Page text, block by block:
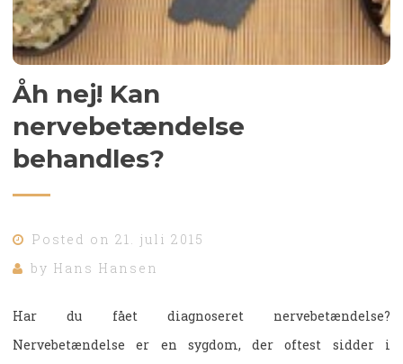
Åh nej! Kan
nervebetændelse
behandles?
Posted on 21. juli 2015
by Hans Hansen
Har du fået diagnoseret nervebetændelse?
Nervebetændelse er en sygdom, der oftest sidder i